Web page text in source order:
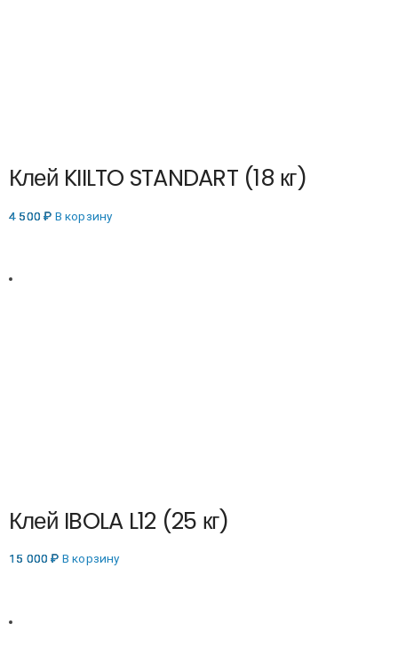
Клей KIILTO STANDART (18 кг)
4 500₽ В корзину
Клей IBOLA L12 (25 кг)
15 000₽ В корзину